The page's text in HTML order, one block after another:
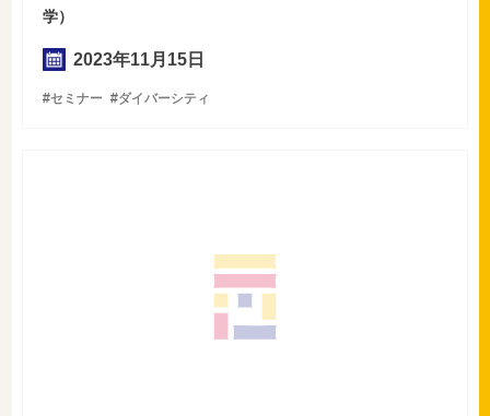
学）
2023年11月 15日
セミナー ダイバーシティ